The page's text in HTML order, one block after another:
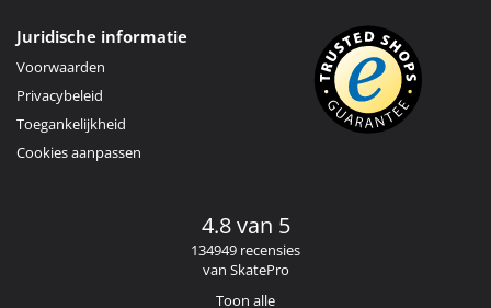
Juridische informatie
Voorwaarden
Privacybeleid
Toegankelijkheid
Cookies aanpassen
4.8 van 5
134949 recensies
van SkatePro
Toon alle